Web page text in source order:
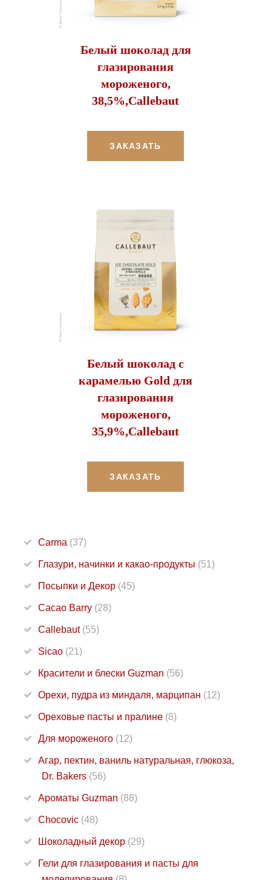
Белый шоколад для
глазирования
мороженого,
38,5%,Callebaut
ЗАКАЗАТЬ
Белый шоколад с
карамелью Gold для
глазирования
мороженого,
35,9%,Callebaut
ЗАКАЗАТЬ
Carma (37)
Глазури, начинки и какао-продукты (51)
Посыпки и Декор (45)
Cacao Barry (28)
Callebaut (55)
Sicao (21)
Красители и блески Guzman (56)
Орехи, пудра из миндаля, марципан (12)
Ореховые пасты и пралине (8)
Для мороженого (12)
Агар, пектин, ваниль натуральная, глюкоза,
Dr. Bakers (56)
Ароматы Guzman (88)
Chocovic (48)
Шоколадный декор (29)
Гели для глазирования и пасты для